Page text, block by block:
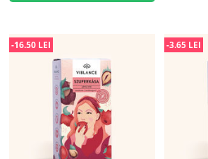
-16.50 LEI -3.65 LEI